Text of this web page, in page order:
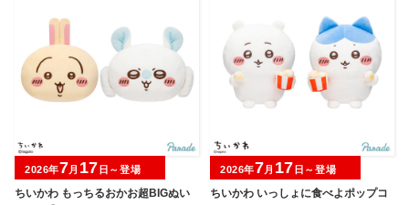
ちいかわ もっちるおかお超BIGぬい
2026年7月 17 日～登場
ちいかわ いっしょに食べよポップコ
2026年7月 17 日～登場